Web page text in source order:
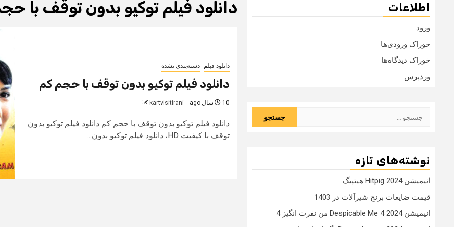
دانلود فیلم توکیو بدون توقف با
دانلود فیلم دسته‌بندی نشده
دانلود فیلم توکیو بدون توقف با حجم کم
10 سال ago kartvisitirani
دانلود فیلم توکیو بدون توقف با حجم کم دانلود فیلم توکیو بدون
توقف با کیفیت HD، دانلود فیلم توکیو بدون...
اطلاعات
ورود
خوراک ورودی‌ها
خوراک دیدگاه‌ها
وردپرس
نوشته‌های تازه
انیمیشن Hitpig 2024 هیتپیگ
قیمت ضایعات برنج شیرآلات در 1403
انیمیشن Despicable Me 4 2024 من نفرت انگیز 4